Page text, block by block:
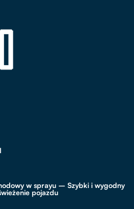
w sprayu – Szybki i wygodny
pojazdu